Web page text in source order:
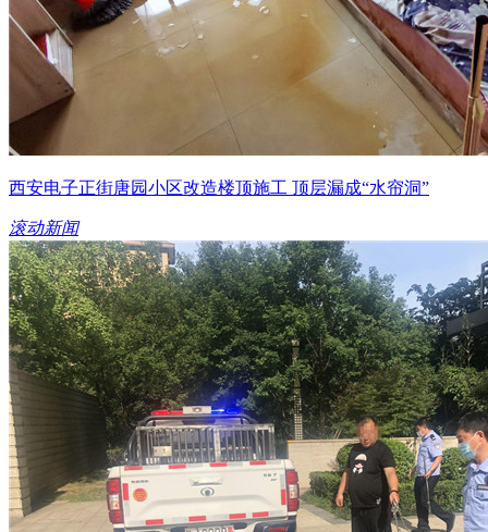
西安电子正街唐园小区改造楼顶施工 顶层漏成“水帘洞”
滚动新闻